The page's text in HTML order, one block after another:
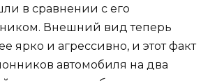
в сравнении с его
Внешний вид теперь
ярко и агрессивно, и этот факт
автомобиля на два